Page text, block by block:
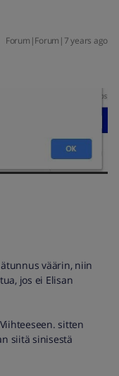
Forum|Forum|7 years ago
väärin, niin
jos ei Elisan
sitten
siitä sinisestä